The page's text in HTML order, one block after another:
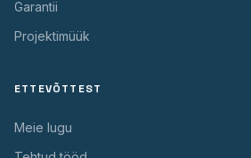
Garantii
Projektimüük
ETTEVÕTTEST
Meie lugu